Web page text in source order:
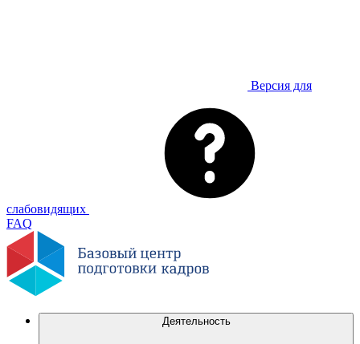
Версия для
слабовидящих
FAQ
Деятельность